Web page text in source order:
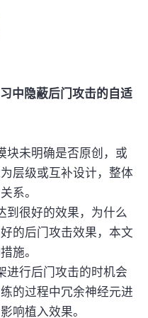
中隐蔽后门攻击的自适
块未明确是否原创，或
层级或互补设计，整体
系。
到很好的效果，为什么
的后门攻击效果，本文
施。
进行后门攻击的时机会
的过程中冗余神经元进
响植入效果。